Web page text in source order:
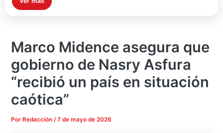
Marco Midence asegura que
gobierno de Nasry Asfura
“recibió un país en situación
caótica”
Por Redacción/7 de mayo de 2026